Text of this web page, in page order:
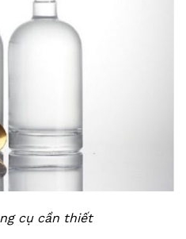
cụ cần thiết